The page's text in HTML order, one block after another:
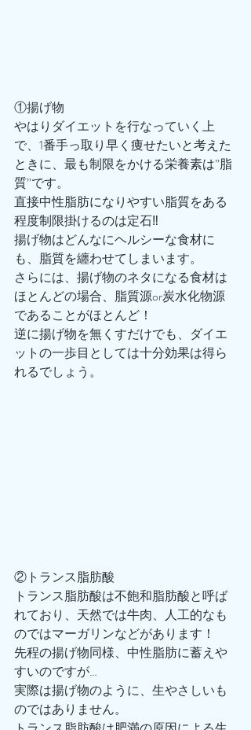
①揚げ物
やはりダイエットを行なっていく上
で、1番手っ取り早く痩せたいと考えた
ときに、最も制限をかける栄養素は”脂
質”です。
直接中性脂肪になりやすい脂質をある
程度制限掛けるのは定石‼️
揚げ物はどんなにヘルシーな食材に
も、脂質を纏わせてしまいます。
さらには、揚げ物のネタになる食材は
ほとんどの場合、脂質源or炭水化物源
であることがほとんど！
逆に揚げ物を無くすだけでも、ダイエ
ットの一歩目としては十分効果は得ら
れるでしょう。
②トランス脂肪酸
トランス脂肪酸は不飽和脂肪酸と呼ば
れており、天然では牛肉、人工的なも
のではマーガリンなどがあります！
先程の揚げ物同様、中性脂肪に蓄えや
すいのですが…
実際は揚げ物のように、生やさしいも
のではありません。